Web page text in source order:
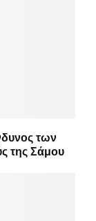
των
της Σάμου